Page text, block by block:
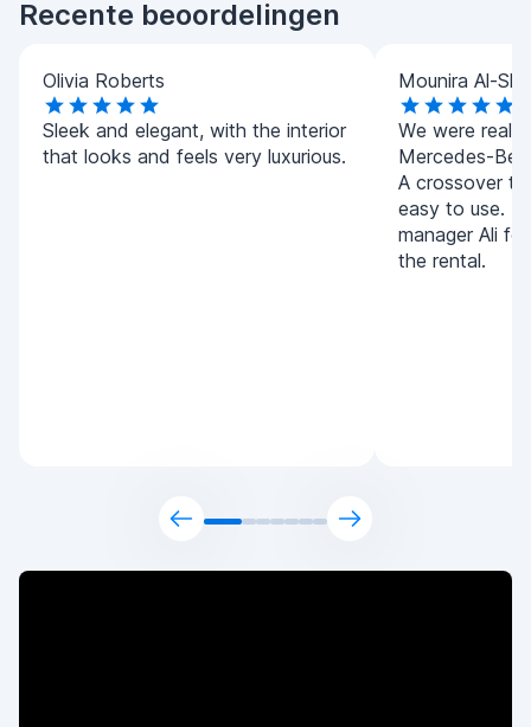
Recente beoordelingen
Olivia Roberts
Sleek and elegant, with the interior
that looks and feels very luxurious.
Mounira Al-
We were
Mercedes-
A crossover
easy to use.
manager Ali
the rental.